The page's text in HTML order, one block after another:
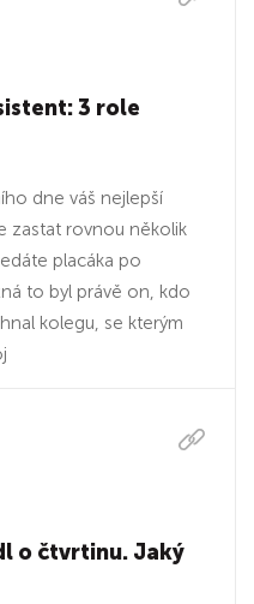
3 role
dne váš nejlepší
zastat rovnou několik
placáka po
to byl právě on, kdo
kolegu, se kterým
o čtvrtinu. Jaký